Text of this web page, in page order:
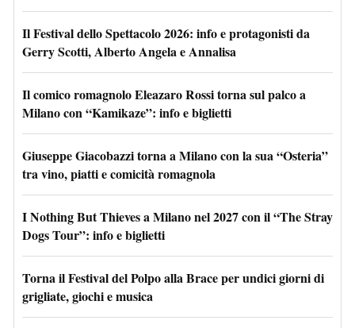
Il Festival dello Spettacolo 2026: info e protagonisti da
Gerry Scotti, Alberto Angela e Annalisa
Il comico romagnolo Eleazaro Rossi torna sul palco a
Milano con “Kamikaze”: info e biglietti
Giuseppe Giacobazzi torna a Milano con la sua “Osteria”
tra vino, piatti e comicità romagnola
I Nothing But Thieves a Milano nel 2027 con il “The Stray
Dogs Tour”: info e biglietti
Torna il Festival del Polpo alla Brace per undici giorni di
grigliate, giochi e musica